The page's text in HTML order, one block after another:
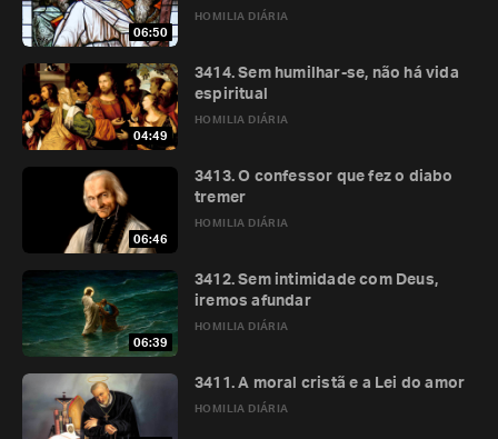
06:50
HOMILIA DIÁRIA
04:49
HOMILIA DIÁRIA
3414. Sem humilhar-se, não há vida
espiritual
06:46
HOMILIA DIÁRIA
3413. O confessor que fez o diabo
tremer
06:39
HOMILIA DIÁRIA
3412. Sem intimidade com Deus,
iremos afundar
HOMILIA DIÁRIA
3411. A moral cristã e a Lei do amor